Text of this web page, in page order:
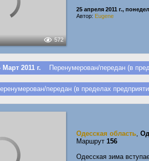
572
25 апреля 2011 г.,
Автор: Eugene
2011 г. Перенумерован/передан (в
передан (в пределах
Одесская область,
Маршрут 156
Одесская зима